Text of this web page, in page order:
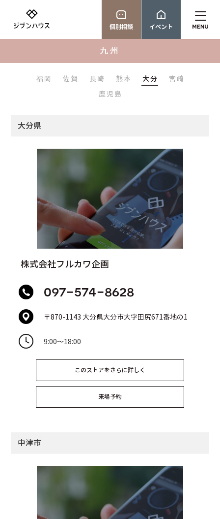
個別相談 イベント
九州
福岡 佐賀 長崎 熊本 大分
宮崎
鹿児島
大分県
株式会社フルカワ企画
097-574-8628
〒870-1143 大分県大分市大字田尻671番地の1
9:00〜18:00
このストアをさらに詳しく
来場予約
中津市